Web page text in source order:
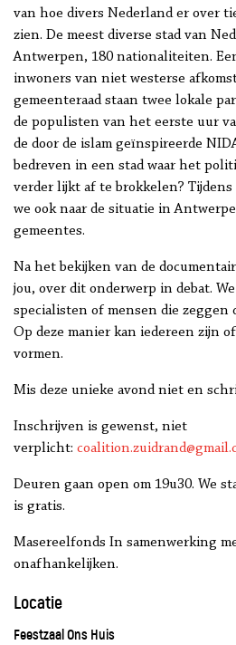
van hoe divers Nederland er over
zien. De meest diverse stad van
Antwerpen, 180 nationaliteiten.
inwoners van niet westerse
gemeenteraad staan twee lokale
de populisten van het eerste uur
de door de islam geïnspireerde
bedreven in een stad waar het
verder lijkt af te brokkelen?
we ook naar de situatie in
gemeentes.
Na het bekijken van de
jou, over dit onderwerp in debat.
specialisten of mensen die zeggen
Op deze manier kan iedereen zijn
vormen.
Mis deze unieke avond niet en
Inschrijven is gewenst, niet
verplicht:
Deuren gaan open om 19u30. We
is gratis.
Masereelfonds In samenwerking
onafhankelijken.
Locatie
Feestzaal Ons Huis